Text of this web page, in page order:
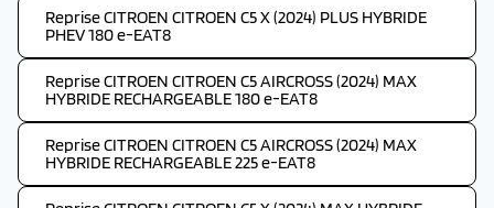
Reprise CITROEN CITROEN C5 X (2024) PLUS HYBRIDE
PHEV 180 e-EAT8
Reprise CITROEN CITROEN C5 AIRCROSS (2024) MAX
HYBRIDE RECHARGEABLE 180 e-EAT8
Reprise CITROEN CITROEN C5 AIRCROSS (2024) MAX
HYBRIDE RECHARGEABLE 225 e-EAT8